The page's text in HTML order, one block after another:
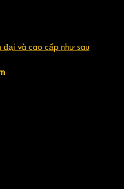
đại và cao cấp như sau